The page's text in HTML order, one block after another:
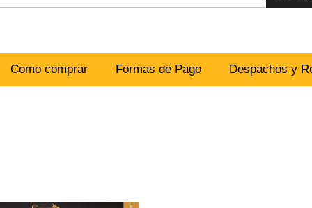
Como comprar Formas de Pago Despachos y